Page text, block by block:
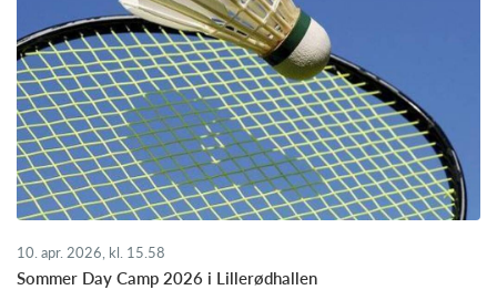
10. apr. 2026, kl. 15.58
Sommer Day Camp 2026 i Lillerødhallen